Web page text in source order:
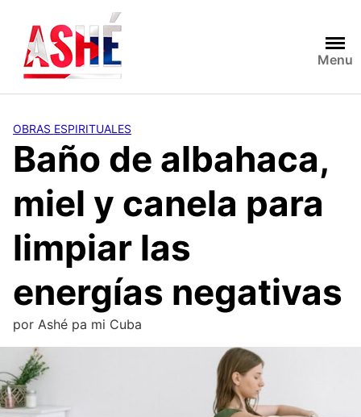
contenido
Menu
OBRAS ESPIRITUALES
Baño de albahaca,
miel y canela para
limpiar las
energías negativas
por Ashé pa mi Cuba